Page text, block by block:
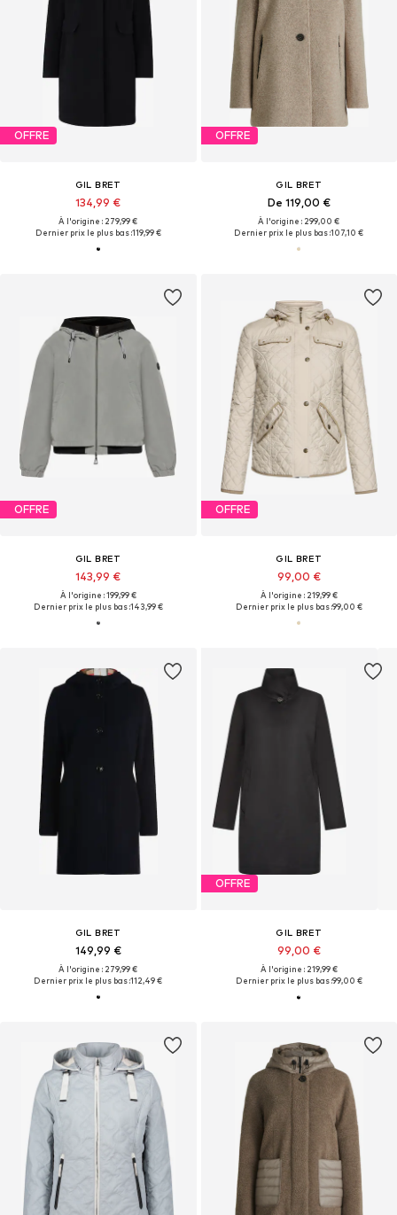
OFFRE
GIL BRET
134,99 €
À l'origine : 279,99 €
Dernier prix le plus bas :119,99 €
OFFRE
GIL BRET
De 119,00 €
À l'origine : 299,00 €
Dernier prix le plus bas :107,10 €
OFFRE
GIL BRET
143,99 €
À l'origine : 199,99 €
Dernier prix le plus bas :143,99 €
OFFRE
GIL BRET
99,00 €
À l'origine : 219,99 €
Dernier prix le plus bas :99,00 €
GIL BRET
149,99 €
À l'origine : 279,99 €
Dernier prix le plus bas :112,49 €
OFFRE
GIL BRET
99,00 €
À l'origine : 219,99 €
Dernier prix le plus bas :99,00 €